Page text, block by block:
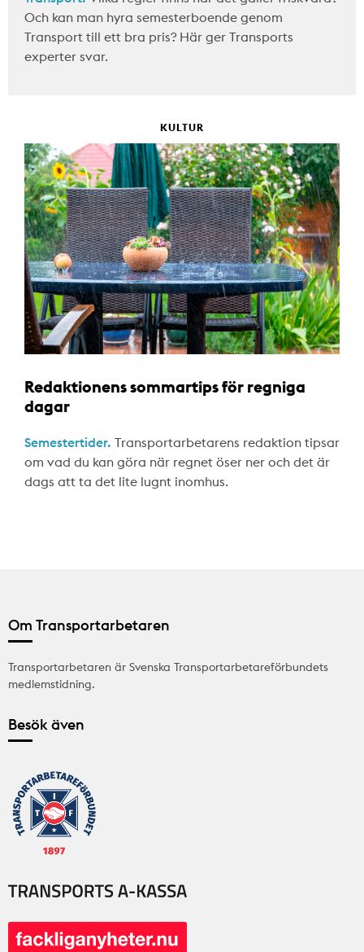
Och kan man hyra semesterboende genom
Transport till ett bra pris? Här ger Transports
experter svar.
KULTUR
Redaktionens sommartips för regniga
dagar
Semestertider. Transportarbetarens redaktion tipsar
om vad du kan göra när regnet öser ner och det är
dags att ta det lite lugnt inomhus.
Om Transportarbetaren
Transportarbetaren är Svenska Transportarbetareförbundets
medlemstidning.
Besök även